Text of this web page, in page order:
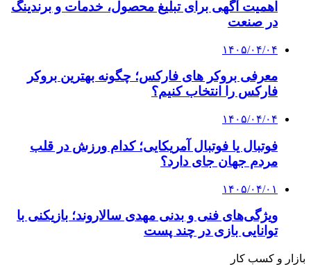
اهمیت آگهی برای تبلیغ محصول، خدمات و برندینگ
در صنعت
۱۴۰۵/۰۴/۰۴
معرفی بروکر های فارکس؛ چگونه بهترین بروکر
فارکس را انتخاب کنیم؟
۱۴۰۵/۰۴/۰۴
فوتبال یا فوتبال آمریکایی؛ کدام ورزش در قلب
مردم جهان جای دارد؟
۱۴۰۵/۰۴/۰۱
ویژگی‌های فنی و بدنی مهدی سالاروند؛ بازیکنی با
توانایی بازی در چند پست
بازار و کسب کار